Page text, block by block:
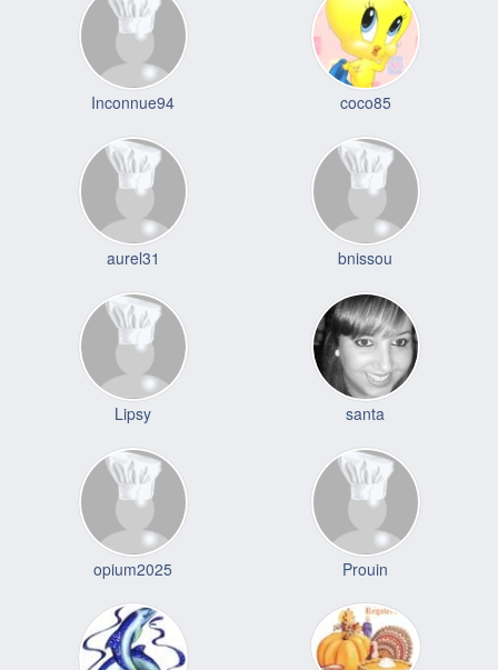
Inconnue94 coco85
aurel31 bnissou
Lipsy santa
opium2025 Prouin